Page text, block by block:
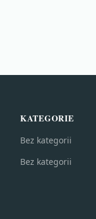
KATEGORIE
Bez kategorii
Bez kategorii